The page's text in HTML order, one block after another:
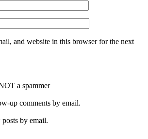
and website in this browser for the next
a spammer
up comments by email.
by email.